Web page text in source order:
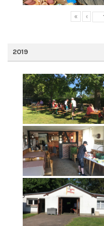
« ‹
2019